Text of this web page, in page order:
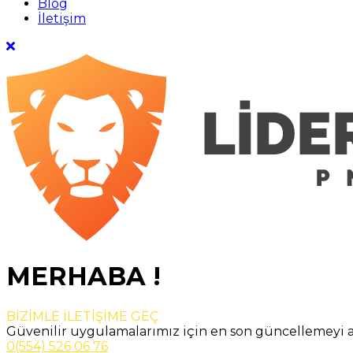
Blog
İletişim
MERHABA !
BİZİMLE İLETİŞİME GEÇ
Güvenilir uygulamalarımız için en son güncellemeyi
0(554) 526 06 76